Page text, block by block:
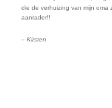
die de verhuizing van mijn oma
aanrader!!
– Kirsten